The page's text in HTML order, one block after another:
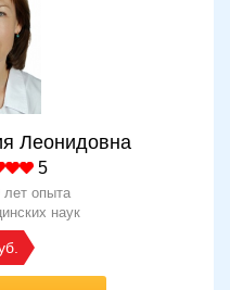
Леонидовна
5
лет опыта
наук